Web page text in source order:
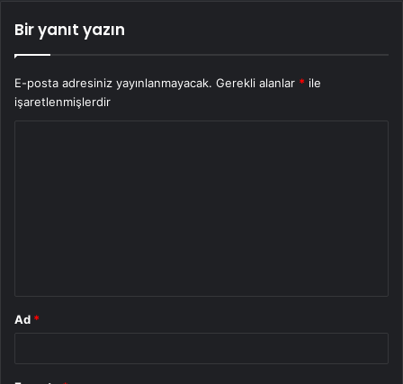
Bir yanıt yazın
E-posta adresiniz yayınlanmayacak. Gerekli alanlar * ile
işaretlenmişlerdir
Ad *